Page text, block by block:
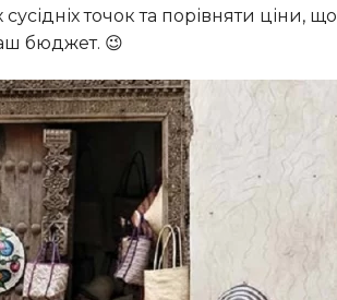
сусідніх точок та порівняти
бюджет. 😉